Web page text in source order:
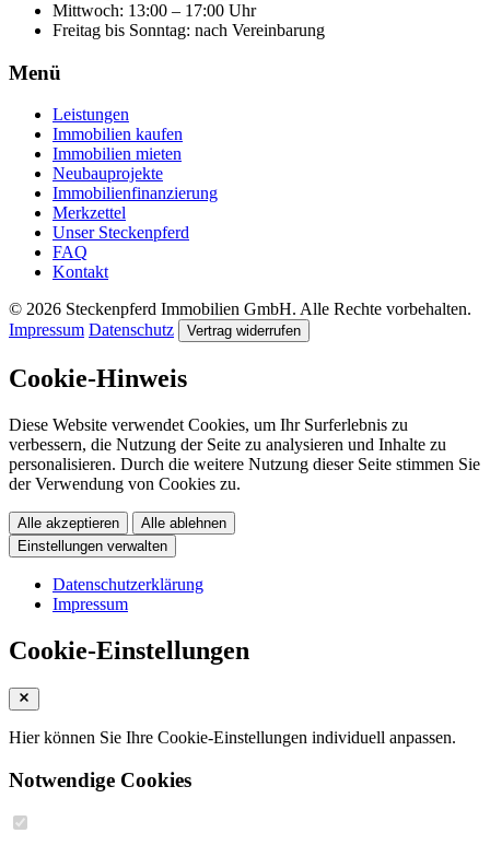
Mittwoch: 13:00 – 17:00 Uhr
Freitag bis Sonntag: nach Vereinbarung
Menü
Leistungen
Immobilien kaufen
Immobilien mieten
Neubauprojekte
Immobilienfinanzierung
Merkzettel
Unser Steckenpferd
FAQ
Kontakt
© 2026 Steckenpferd Immobilien GmbH. Alle Rechte vorbehalten.
Impressum Datenschutz Vertrag widerrufen
Cookie-Hinweis
Diese Website verwendet Cookies, um Ihr Surferlebnis zu
verbessern, die Nutzung der Seite zu analysieren und Inhalte zu
personalisieren. Durch die weitere Nutzung dieser Seite stimmen Sie
der Verwendung von Cookies zu.
Alle akzeptieren
Alle ablehnen
Einstellungen verwalten
Datenschutzerklärung
Impressum
Cookie-Einstellungen
Hier können Sie Ihre Cookie-Einstellungen individuell anpassen.
Notwendige Cookies